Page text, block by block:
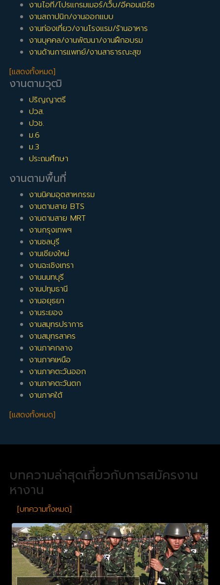
งานไอที/โปรแกรมเมอร์/เว็บ/อีคอมเมิร์ซ
งานสถาปนิก/งานออกแบบ
งานท่องเที่ยว/งานโรงแรม/ร้านอาหาร
งานบุคคล/งานพัฒนา/งานฝึกอบรม
งานด้านการแพทย์/งานสาธารณะสุข
[แสดงทั้งหมด]
งานตามวุฒิ
ปริญญาตรี
ปวส.
ปวช.
ม.6
ม.3
ประถมศึกษา
งานตามพื้นที่
งานนิคมอุตสาหกรรม
งานตามสาย BTS
งานตามสาย MRT
งานกรุงเทพฯ
งานชลบุรี
งานเชียงใหม่
งานฉะเชิงเทรา
งานนนทบุรี
งานปทุมธานี
งานอยุธยา
งานระยอง
งานสมุทรปราการ
งานสมุทรสาคร
งานภาคกลาง
งานภาคเหนือ
งานภาคตะวันออก
งานภาคตะวันตก
งานภาคใต้
[แสดงทั้งหมด]
บทความล่าสุดเกี่ยวกับการสมัครงาน
หางาน
[บทความทั้งหมด]